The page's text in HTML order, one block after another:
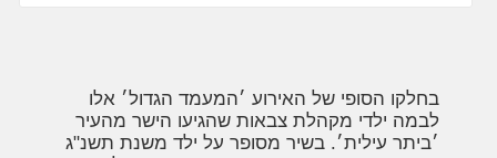
בחלקו הסופי של האירוע ׳המעמד הגדול׳ אלו
לבמה ילדי מקהלת צבאות שהגיעו הישר מהעיר
׳ביתר עילית׳. בשיר מסופר על ילד משנת תשנ"ג